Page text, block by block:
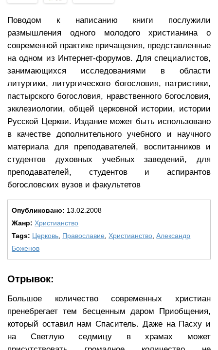
Поводом к написанию книги послужили
размышления одного молодого христианина о
современной практике причащения, представленные
на одном из Интернет-форумов. Для специалистов,
занимающихся исследованиями в области
литургики, литургического богословия, патристики,
пастырского богословия, нравственного богословия,
экклезиологии, общей церковной истории, истории
Русской Церкви. Издание может быть использовано
в качестве дополнительного учебного и научного
материала для преподавателей, воспитанников и
студентов духовных учебных заведений, для
преподавателей, студентов и аспирантов
богословских вузов и факультетов
Опубликовано: 13.02.2008
Жанр: Христианство
Tags: Церковь Православие Христианство ,Александр
Боженов
Отрывок:
Большое количество современных христиан
пренебрегает тем бесценным даром Приобщения,
который оставил нам Спаситель. Даже на Пасху и
на Светлую седмицу в храмах может